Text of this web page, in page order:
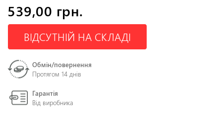
539,00 грн.
ВІДСУТНІЙ НА СКЛАДІ
Обмін/повернення
Протягом 14 днів
Гарантія
Від виробника